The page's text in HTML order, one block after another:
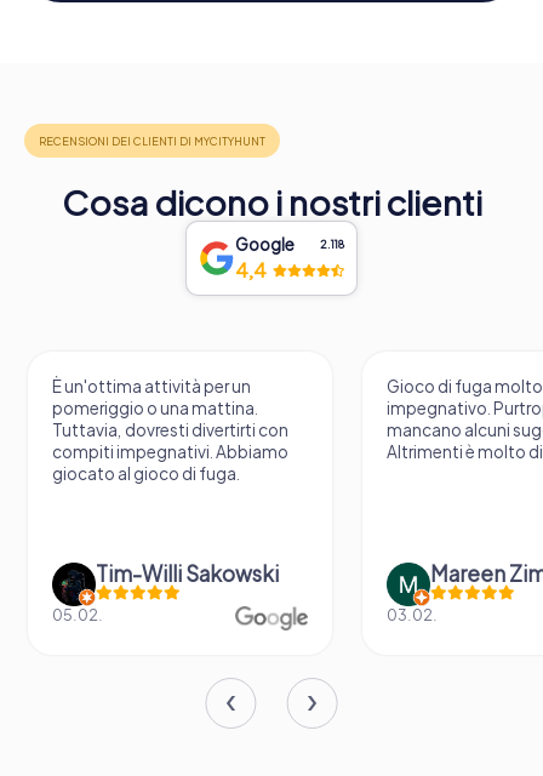
Cosa dicono i nostri clienti
Google 2.118
4,4
È un'ottima attività per un
pomeriggio o una mattina.
Tuttavia, dovresti divertirti con
compiti impegnativi. Abbiamo
giocato al gioco di fuga.
Tim-Willi Sakowski
05.02.
Gioco di fuga molto
impegnativo.
mancano alcuni
Altrimenti è molto
Mareen
03.02.